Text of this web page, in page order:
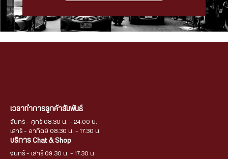
เวลาทำการลูกค้าสัมพันธ์
จันทร์ - ศุกร์ 08.30 น. - 24.00 น.
เสาร์ - อาทิตย์ 08.30 น. - 17.30 น.
บริการ Chat & Shop
จันทร์ - เสาร์ 09.30 น. - 17.30 น.